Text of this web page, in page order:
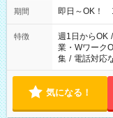
期間 即日～OK！
特徴 週1日からOK /
業・Wワーク
集 / 電話対応
気になる！